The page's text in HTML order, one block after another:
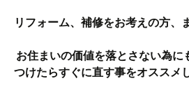
リフォーム、補修をお考えの方、
お住まいの価値を落とさない為に
つけたらすぐに直す事をオススメ